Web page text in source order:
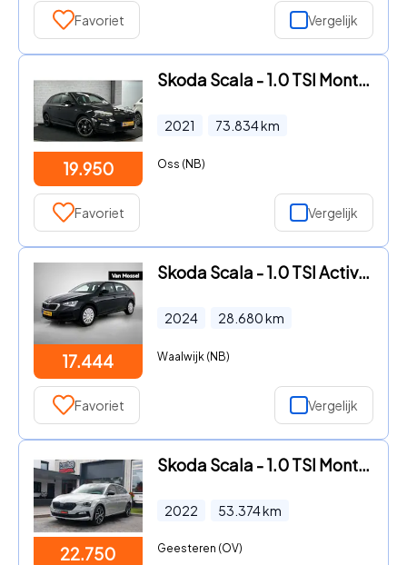
Favoriet Vergelijk
19.950
Skoda Scala - 1.0 TSI Monte Carlo / Pano / Stoelverwr. / Carplay
2021 73.834km
Oss (NB)
Favoriet Vergelijk
17.444
Skoda Scala - 1.0 TSI Active 95 PK | LED Koplampen | Apple Carplay/Android
2024 28.680km
Waalwijk (NB)
Favoriet Vergelijk
22.750
Skoda Scala - 1.0 TSI Monte Carlo Pano/Kuipstoelen/carplay
2022 53.374km
Geesteren (OV)